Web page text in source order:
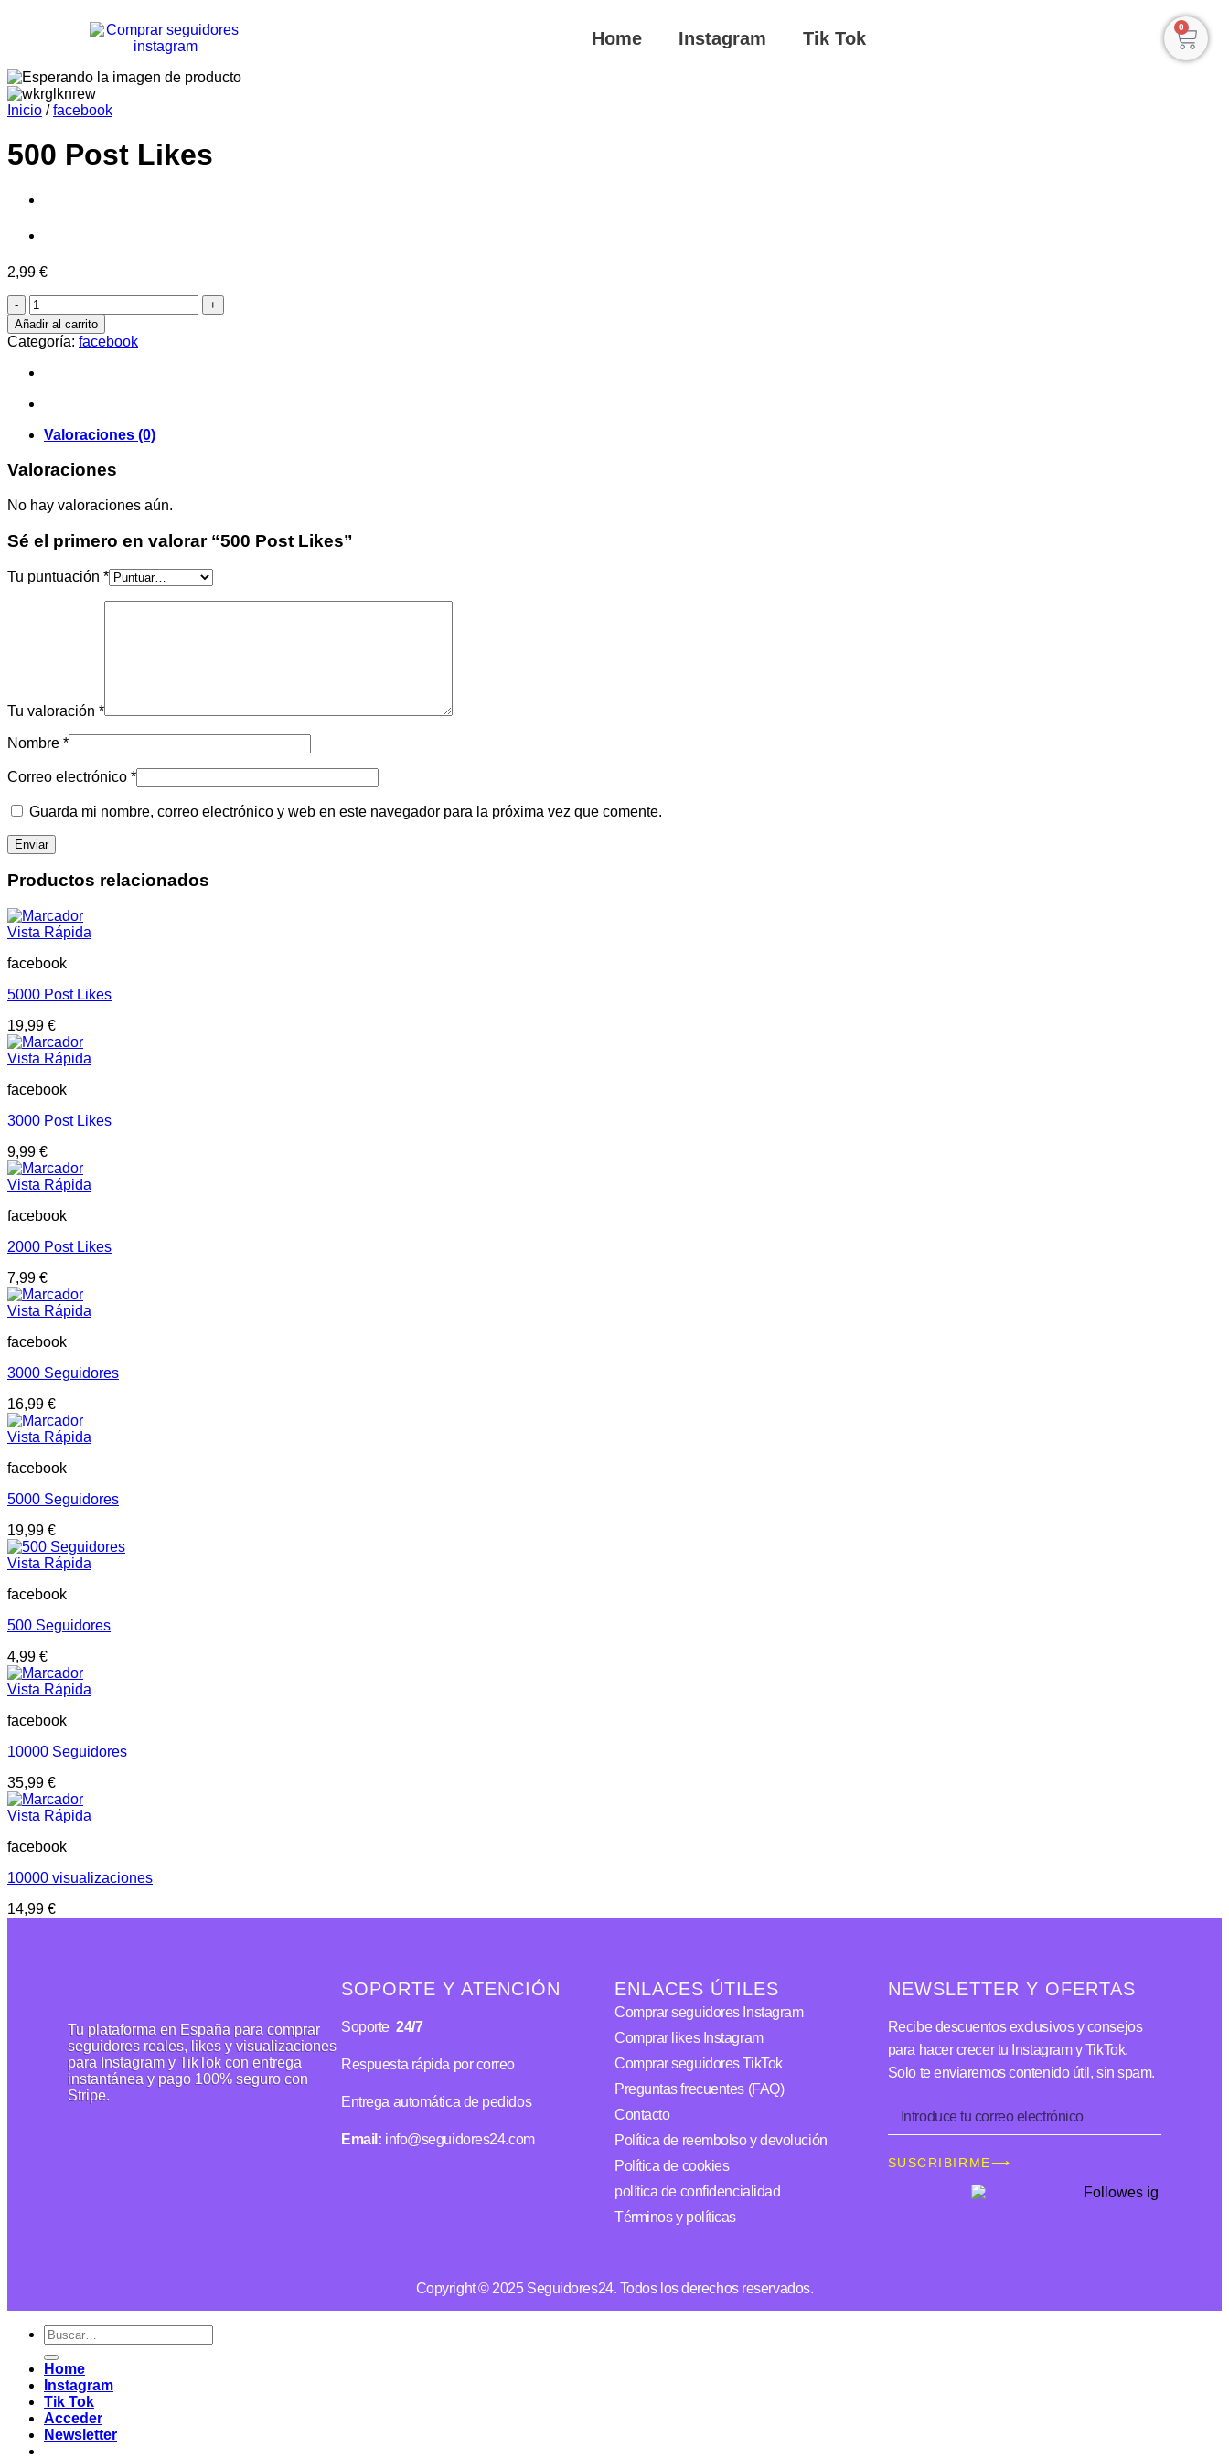
Home Instagram Tik Tok
0
Inicio / facebook
500 Post Likes
2,99 €
Añadir al carrito
Categoría: facebook
Valoraciones (0)
Valoraciones
No hay valoraciones aún.
Sé el primero en valorar “500 Post Likes”
Tu puntuación *
Tu valoración *
Nombre *
Correo electrónico *
Guarda mi nombre, correo electrónico y web en este navegador para la próxima vez que comente.
Productos relacionados
Vista Rápida
facebook
5000 Post Likes
19,99 €
Vista Rápida
facebook
3000 Post Likes
9,99 €
Vista Rápida
facebook
2000 Post Likes
7,99 €
Vista Rápida
facebook
3000 Seguidores
16,99 €
Vista Rápida
facebook
5000 Seguidores
19,99 €
Vista Rápida
facebook
500 Seguidores
4,99 €
Vista Rápida
facebook
10000 Seguidores
35,99 €
Vista Rápida
facebook
10000 visualizaciones
14,99 €
Tu plataforma en España para comprar
seguidores reales, likes y visualizaciones
para Instagram y TikTok con entrega
instantánea y pago 100% seguro con
Stripe.
SOPORTE Y ATENCIÓN
Soporte24/7
Respuesta rápida por correo
Entrega automática de pedidos
Email: info@seguidores24.com
ENLACES ÚTILES
Comprar seguidores Instagram
Comprar likes Instagram
Comprar seguidores TikTok
Preguntas frecuentes (FAQ)
Contacto
Política de reembolso y devolución
Política de cookies
política de confidencialidad
Términos y políticas
NEWSLETTER Y OFERTAS
Recibe descuentos exclusivos y consejos
para hacer crecer tu Instagram y TikTok.
Solo te enviaremos contenido útil, sin spam.
SUSCRIBIRME⟶
Copyright © 2025 Seguidores24. Todos los derechos reservados.
Home
Instagram
Tik Tok
Acceder
Newsletter